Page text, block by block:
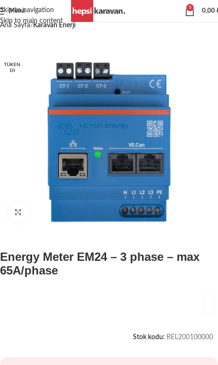
Skip to navigation
Skip to main content
Menü
0
0,00
Ana Sayfa Karavan Enerji
TÜKEN
DI
Energy Meter EM24 – 3 phase – max
65A/phase
Stok kodu: REL200100000